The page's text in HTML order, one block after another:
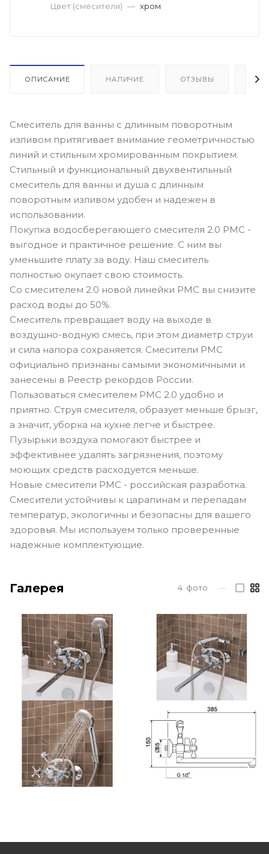
Цвет (смесители) — хром
ОПИСАНИЕ НАЛИЧИЕ ОТЗЫВЫ
Смеситель для ванны с длинным поворотным
изливом притягивает внимание геометричностью
линий и стильным хромированным покрытием.
Стильный и функциональный двухвентильный
смеситель для ванны и душа с длинным
поворотным изливом удобен и надежен в
использовании.
Покупка водосберегающего смесителя 2.0 РМС -
выгодное и практичное решение. С ним вы
уменьшите плату за воду. Наш смеситель
полностью окупает свою стоимость.
Со смесителем 2.0 новой линейки РМС вы снизите
расход воды до 50%.
Смеситель превращает воду на выходе в
воздушно-водную смесь, при этом диаметр струи
и сила напора сохраняется. Смесители РМС
официально признаны самыми экономичными и
занесены в Реестр рекордов России.
Пользоваться смесителем РМС 2.0 удобно и
приятно. Струя смесителя, образует меньше брызг,
а значит, уборка на кухне легче и быстрее.
Пузырьки воздуха помогают быстрее и
эффективнее удалять загрязнения, поэтому
моющих средств расходуется меньше.
Новые смесители РМС - российская разработка.
Смесители устойчивы к царапинам и перепадам
температур, экологичны и безопасны для вашего
здоровья. Мы используем только проверенные
надежные комплектующие.
Галерея 4 фото —